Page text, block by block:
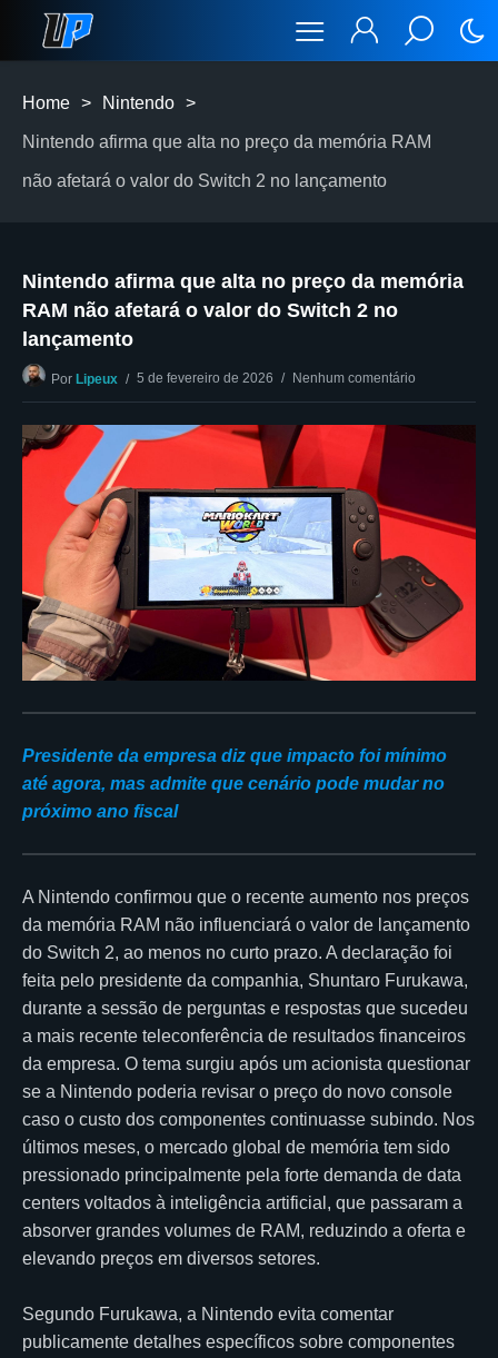
Home > Nintendo >
Nintendo afirma que alta no preço da memória RAM
não afetará o valor do Switch 2 no lançamento
Nintendo afirma que alta no preço da memória
RAM não afetará o valor do Switch 2 no
lançamento
Por Lipeux 5 de fevereiro de 2026 Nenhum comentário
Presidente da empresa diz que impacto foi mínimo
até agora, mas admite que cenário pode mudar no
próximo ano fiscal
A Nintendo confirmou que o recente aumento nos preços
da memória RAM não influenciará o valor de lançamento
do Switch 2, ao menos no curto prazo. A declaração foi
feita pelo presidente da companhia, Shuntaro Furukawa,
durante a sessão de perguntas e respostas que sucedeu
a mais recente teleconferência de resultados financeiros
da empresa. O tema surgiu após um acionista questionar
se a Nintendo poderia revisar o preço do novo console
caso o custo dos componentes continuasse subindo. Nos
últimos meses, o mercado global de memória tem sido
pressionado principalmente pela forte demanda de data
centers voltados à inteligência artificial, que passaram a
absorver grandes volumes de RAM, reduzindo a oferta e
elevando preços em diversos setores.
Segundo Furukawa, a Nintendo evita comentar
publicamente detalhes específicos sobre componentes